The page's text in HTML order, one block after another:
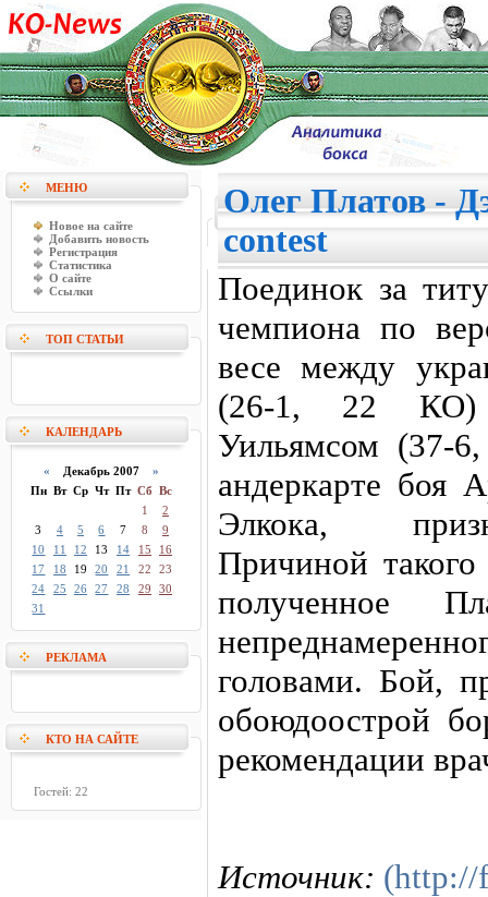
МЕНЮ
Новое на сайте
Добавить новость
Регистрация
Статистика
О сайте
Ссылки
ТОП СТАТЬИ
КАЛЕНДАРЬ
« Декабрь 2007 »
Пн Вт Ср Чт Пт Сб Вс
1
2
3
4 5 6 7 8
9
10
11 12 13 14 15
16
17
18 19 20 21 22
23
24
25 26 27 28 29
30
31
РЕКЛАМА
КТО НА САЙТЕ
Гостей: 22
Олег Платов -
contest
Поединок за
чемпиона по
весе между
(26-1, 22 КО)
Уильямсом (37-
андеркарте боя
Элкока,
Причиной такого
полученное
головами. Бой,
обоюдоострой
рекомендации
Источник: (http://